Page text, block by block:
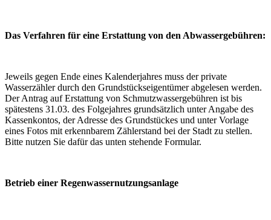
Das Verfahren für eine Erstattung von den Abwassergebühren:
Jeweils gegen Ende eines Kalenderjahres muss der private
Wasserzähler durch den Grundstückseigentümer abgelesen werden.
Der Antrag auf Erstattung von Schmutzwassergebühren ist bis
spätestens 31.03. des Folgejahres grundsätzlich unter Angabe des
Kassenkontos, der Adresse des Grundstückes und unter Vorlage
eines Fotos mit erkennbarem Zählerstand bei der Stadt zu stellen.
Bitte nutzen Sie dafür das unten stehende Formular.
Betrieb einer Regenwassernutzungsanlage